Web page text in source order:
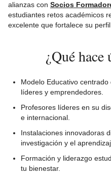
alianzas con Socios
estudiantes retos académicos
excelente que fortalece su
¿Qué hace
Modelo Educativo
líderes y emprendedores.
Profesores líderes en su
e internacional.
Instalaciones innovadoras
investigación y el
Formación y liderazgo
tu bienestar.